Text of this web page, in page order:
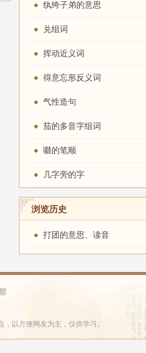
纨绔子弟的意思
兑组词
挥动近义词
得意忘形反义词
气性造句
茄的多音字组词
啜的笔顺
几字旁的字
浏览历史
打团的意思、读音
以方便网友为主，仅供学习。